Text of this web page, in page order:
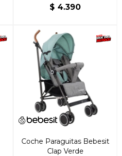
$ 4.390
Coche Paraguitas Bebesit
Clap Verde